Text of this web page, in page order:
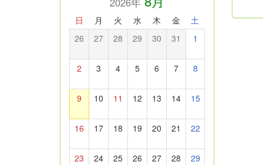
日 月 火 水 木 金 土
26 27 28 29 30 31 1
2 3 4 5 6 7 8
9 10 11 12 13 14 15
16 17 18 19 20 21 22
23 24 25 26 27 28 29